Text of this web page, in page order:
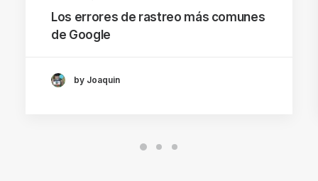
Los errores de rastreo más comunes
de Google
by Joaquin